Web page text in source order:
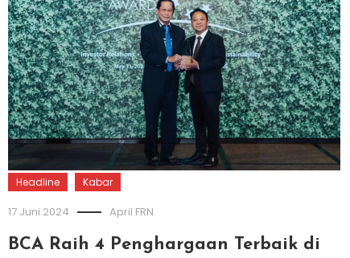
Headline Kabar
17 Juni 2024 April FRN
BCA Raih 4 Penghargaan Terbaik di